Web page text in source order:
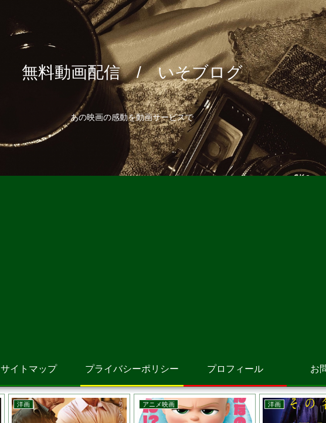
無料動画配信 / いそブログ
あの映画の感動を動画サービスで
サイトマップ プライバシーポリシー プロフィール お
アニメ映画 洋画 アニメ映画